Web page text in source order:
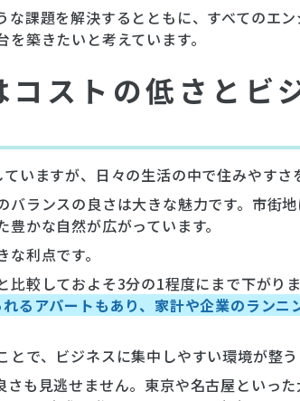
な課題を解決するとともに、すべてのエ
築きたいと考えています。
ストの低さとビ
いますが、日々の生活の中で住みやすさ
バランスの良さは大きな魅力です。市街
かな自然が広がっています。
利点です。
比較しておよそ3分の1程度にまで下がり
るアパートもあり、家計や企業のランニ
で、ビジネスに集中しやすい環境が整う
さも見逃せません。東京や名古屋といっ